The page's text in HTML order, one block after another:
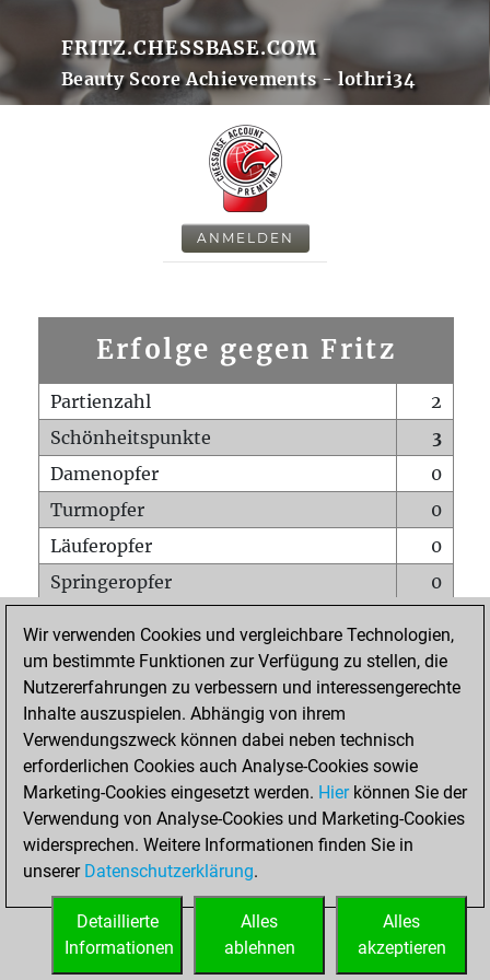
FRITZ.CHESSBASE.COM
Beauty Score Achievements - lothri34
ANMELDEN
Erfolge gegen Fritz
Partienzahl
2
Schönheitspunkte
3
Damenopfer
0
Turmopfer
0
Läuferopfer
0
Springeropfer
0
Matt auf vollem Brett
0
Bauer setzt Matt
0
Erstickte Matts
Unterverwandlungen
Türme auf der siebten
0
STARTSEITE
Wir verwenden Cookies und vergleichbare Technologien,
um bestimmte Funktionen zur Verfügung zu stellen, die
Nutzererfahrungen zu verbessern und interessengerechte
Inhalte auszuspielen. Abhängig von ihrem
Verwendungszweck können dabei neben technisch
erforderlichen Cookies auch Analyse-Cookies sowie
Marketing-Cookies eingesetzt werden. Hierkönnen Sie der
Verwendung von Analyse-Cookies und Marketing-Cookies
widersprechen. Weitere Informationen finden Sie in
unserer Datenschutzerklärung.
Alles
akzeptieren
Alles
ablehnen
Detaillierte
Informationen